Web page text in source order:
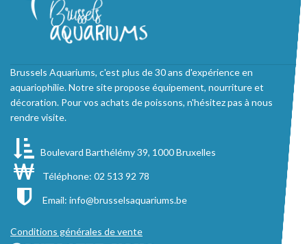
Brussels Aquariums, c'est plus de 30 ans d'expérience en
aquariophilie. Notre site propose équipement, nourriture et
décoration. Pour vos achats de poissons, n'hésitez pas à nous
rendre visite.
Boulevard Barthélémy 39, 1000 Bruxelles
Téléphone: 02 513 92 78
Email: info@brusselsaquariums.be
Conditions générales de vente